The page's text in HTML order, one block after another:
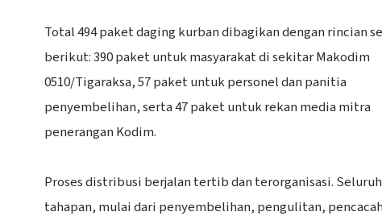
‎Total 494 paket daging kurban dibagikan dengan rincian
berikut: 390 paket untuk masyarakat di sekitar Makodim
0510/Tigaraksa, 57 paket untuk personel dan panitia
penyembelihan, serta 47 paket untuk rekan media mitra
penerangan Kodim.
‎Proses distribusi berjalan tertib dan terorganisasi. Seluruh
tahapan, mulai dari penyembelihan, pengulitan,